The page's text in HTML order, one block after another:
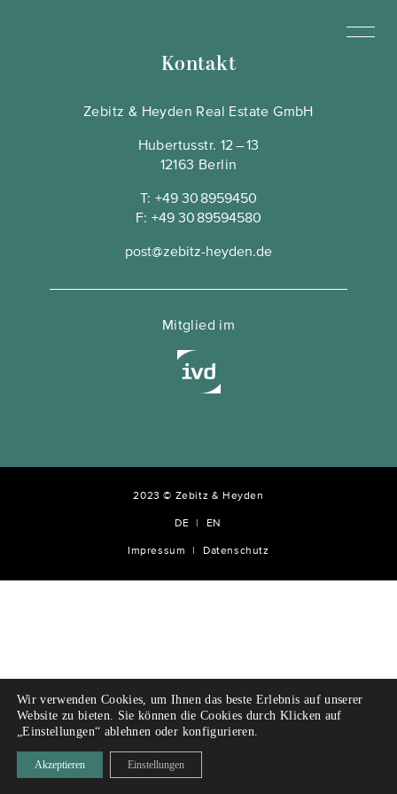
Kontakt
Zebitz & Heyden Real Estate GmbH
Hubertusstr. 12 – 13
12163 Berlin
T:+49 30 8959450
F:+49 30 89594580
post@zebitz-heyden.de
Mitglied im
2023 © Zebitz & Heyden
DE EN
Impressum Datenschutz
Wir verwenden Cookies, um Ihnen das beste Erlebnis auf unserer
Website zu bieten. Sie können die Cookies durch Klicken auf
„Einstellungen“ ablehnen oder konfigurieren.
Akzeptieren Einstellungen